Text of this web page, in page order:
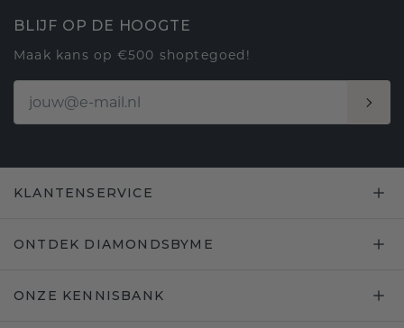
BLIJF OP DE HOOGTE
Maak kans op €500 shoptegoed!
KLANTENSERVICE
ONTDEK DIAMONDSBYME
ONZE KENNISBANK